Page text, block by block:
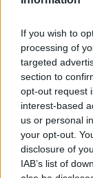
If you wish to
processing of
targeted
section to
opt-out request
interest-based
us or personal
your opt-out.
disclosure of
IAB’s list of